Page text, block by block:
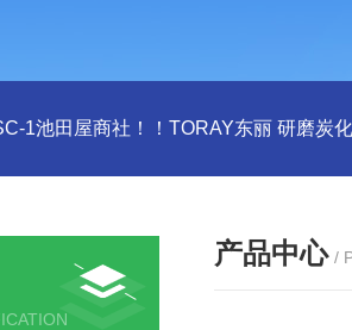
1池田屋商社！！TORAY东丽 研磨炭
产品中心 /